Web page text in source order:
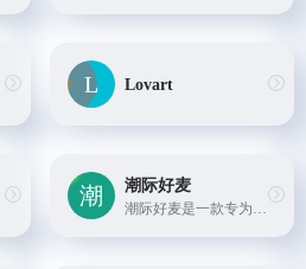
Lovart
潮际好麦